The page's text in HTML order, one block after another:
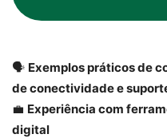
🗣️ Exemplos práticos de
de conectividade e
💼 Experiência com
digital